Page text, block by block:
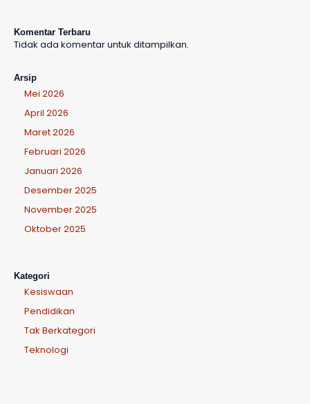
Komentar Terbaru
Tidak ada komentar untuk ditampilkan.
Arsip
Mei 2026
April 2026
Maret 2026
Februari 2026
Januari 2026
Desember 2025
November 2025
Oktober 2025
Kategori
Kesiswaan
Pendidikan
Tak Berkategori
Teknologi